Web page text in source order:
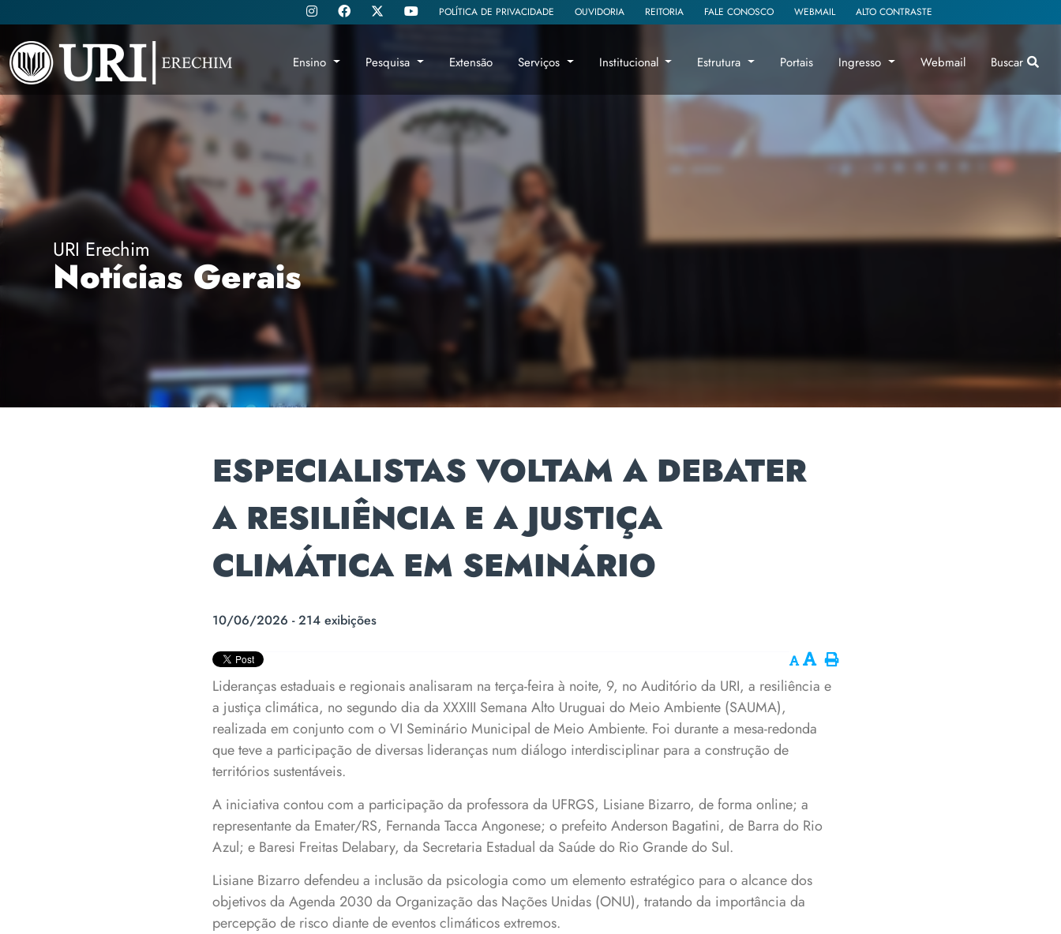
Ensino Pesquisa Extensão Serviços Institucional Estrutura Portais Ingresso Webmail Buscar
POLÍTICA DE PRIVACIDADE OUVIDORIA REITORIA FALE CONOSCO WEBMAIL ALTO CONTRASTE
URI Erechim
Notícias Gerais
ESPECIALISTAS VOLTAM A DEBATER
A RESILIÊNCIA E A JUSTIÇA
CLIMÁTICA EM SEMINÁRIO
10/06/2026 - 214 exibições
Lideranças estaduais e regionais analisaram na terça-feira à noite, 9, no Auditório da URI, a resiliência e
a justiça climática, no segundo dia da XXXIII Semana Alto Uruguai do Meio Ambiente (SAUMA),
realizada em conjunto com o VI Seminário Municipal de Meio Ambiente. Foi durante a mesa-redonda
que teve a participação de diversas lideranças num diálogo interdisciplinar para a construção de
territórios sustentáveis.
A iniciativa contou com a participação da professora da UFRGS, Lisiane Bizarro, de forma online; a
representante da Emater/RS, Fernanda Tacca Angonese; o prefeito Anderson Bagatini, de Barra do Rio
Azul; e Baresi Freitas Delabary, da Secretaria Estadual da Saúde do Rio Grande do Sul.
Lisiane Bizarro defendeu a inclusão da psicologia como um elemento estratégico para o alcance dos
objetivos da Agenda 2030 da Organização das Nações Unidas (ONU), tratando da importância da
percepção de risco diante de eventos climáticos extremos.